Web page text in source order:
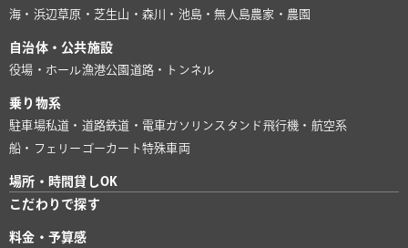
海・浜辺 草原・芝生山・森川・池島・無人島農家・農園
自治体・公共施設
役場・ホール漁港公園 道路・トンネル
乗り物系
駐車場私道・道路鉄道・電車 ガソリンスタンド 飛行機・航空系
船・フェリー ゴーカート特殊車両
場所・時間貸しOK
こだわりで探す
料金・予算感